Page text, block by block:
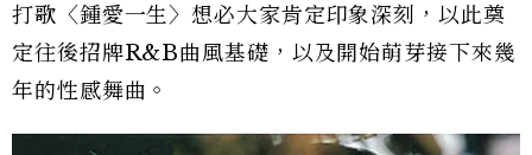
打歌〈鍾愛一生〉想必大家肯定印象深刻，以此奠
定往後招牌R&B曲風基礎，以及開始萌芽接下來幾
年的性感舞曲。